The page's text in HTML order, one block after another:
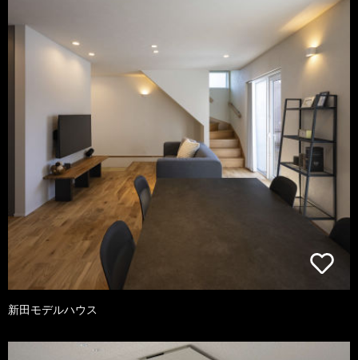
新田モデルハウス